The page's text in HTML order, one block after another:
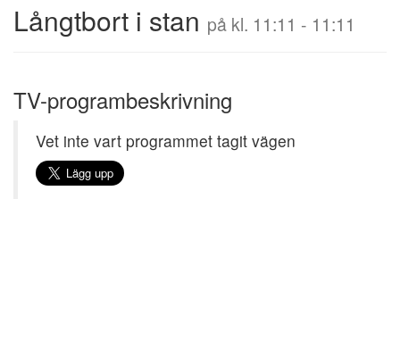
Långtbort i stan på kl. 11:11 - 11:11
TV-programbeskrivning
Vet inte vart programmet tagit vägen